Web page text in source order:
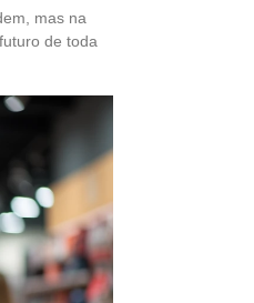
mas na
de toda